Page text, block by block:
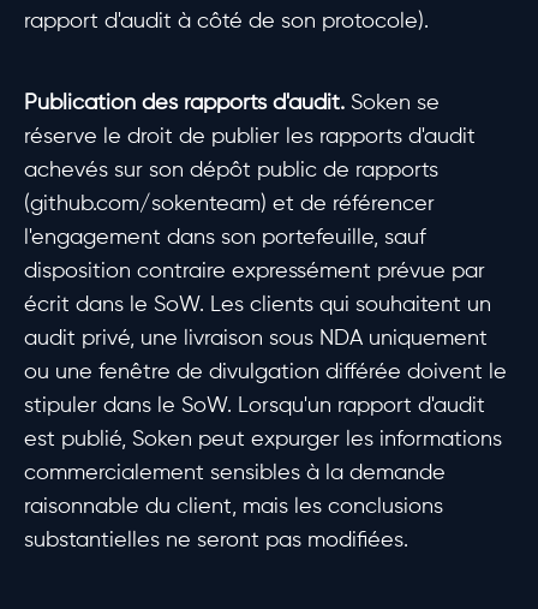
rapport d'audit à côté de son protocole).
Publication des rapports d'audit. Soken se
réserve le droit de publier les rapports d'audit
achevés sur son dépôt public de rapports
(github.com/sokenteam) et de référencer
l'engagement dans son portefeuille, sauf
disposition contraire expressément prévue par
écrit dans le SoW. Les clients qui souhaitent un
audit privé, une livraison sous NDA uniquement
ou une fenêtre de divulgation différée doivent le
stipuler dans le SoW. Lorsqu'un rapport d'audit
est publié, Soken peut expurger les informations
commercialement sensibles à la demande
raisonnable du client, mais les conclusions
substantielles ne seront pas modifiées.